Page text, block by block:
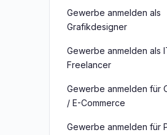
Gewerbe anmelden als
Grafikdesigner
Gewerbe anmelden als
Freelancer
Gewerbe anmelden für
/ E-Commerce
Gewerbe anmelden für